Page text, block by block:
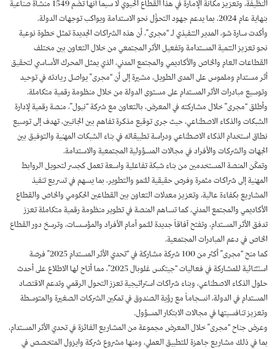
النظيفة، وتعزيز مكانة الإمارة في هذا القطاع الحيوي لا سيما أنها تضم 1549 منشأة صناعية
بنهاية عام 2024، بما يدعم جهود التحوُّل نحو الاستدامة ويواكب توجهات الدولة.
وأكدت سارة شو، المدير التنفيذي لـ “مجرى”، أن هذه الشراكات الجديدة تمثل خطوة نوعية
نحو تعزيز التنمية المستدامة وتفعيل الأثر المجتمعي من خلال التعاون بين مختلف
القطاعات العام والخاص والأكاديمي والمجتمع المدني، الذي يمثل المحرك الأساسي لتحقيق
أثر مستدام وملموس على المدى الطويل، مشيرة إلى أن “مجرى” يواصل ريادته في توحيد
وتوسيع مبادرات الأثر المستدام على مستوى الدولة من خلال منظومة رقمية متكاملة.
وأطلق “مجرى” خلال مشاركته في المعرض، بالتعاون مع شركة “نيول”، منصة رقمية لإدارة
الشبكات والذكاء الاصطناعي، حيث جرى توقيع مذكرة تفاهم بين الجانبين، تهدف إلى توسيع
نطاق استخدام الذكاء الاصطناعي ودراسة تطبيقاته في بناء الشبكات المهنية والتوفيق بين
الجهات والشركات والأفراد في مجالات المسؤولية المجتمعية والاستدامة.
وتمكّن المنصة المستخدمين من بناء شبكة تفاعلية واسعة تعمل كجسر لتحويل الروابط
المهنية إلى شراكات مثمرة وفرص حقيقية للنمو والتطوير، بما يسهم في تسريع تنفيذ
المشاريع بكفاءة عالية، وتعزيز معدلات التعاون بين القطاعين الحكومي والخاص والقطاع
الأكاديمي والمجتمع المدني، كما تساهم المنصة في تطوير منظومة رقمية متكاملة تعزز
تدفق الأثر المستدام، وتفتح آفاقاً جديدة للنمو أمام الأفراد والمؤسسات، وترسخ دور القطاع
الخاص في دعم المبادرات المجتمعية.
كما منح “مجرى” أكثر من 100 شركة مشاركة في “تحدي الأثر المستدام 2025” فرصة
استثنائية للمشاركة في فعاليات “جيتكس غلوبال 2025”، مما أتاح لها الاطلاع على أحدث
حلول الذكاء الاصطناعي، وبناء شراكات استراتيجية تعزز التحول الرقمي وتدعم الاقتصاد
المستدام في الدولة، انسجاماً مع رؤية الصندوق في تمكين الشركات الصغيرة والمتوسطة
وتعزيز تنافسيتها في مجالات الابتكار المسؤول.
وعرض جناح “مجرى” خلال المعرض مجموعة من المشاريع الفائزة في تحدي الأثر المستدام،
بما في ذلك مشاريع جاهزة للتطبيق العملي، ومنها مشروع شركة وايزول المتخصص في